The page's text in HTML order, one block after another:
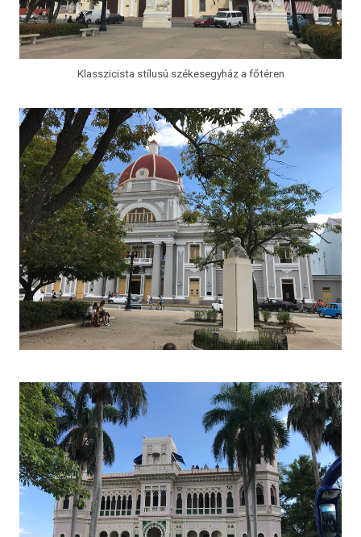
Klasszicista stílusú székesegyház a főtéren